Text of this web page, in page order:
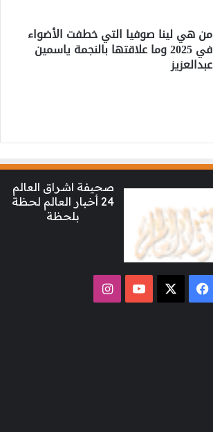
من هي لينا صوفيا التي خطفت الأضواء
في 2025 وما علاقتها بالنجمة ياسمين
عبدالعزيز
صحيفة اشراق العالم
24 أخبار العالم لحظة
بلحظة
فيسبوك ‫YouTubeانستقرام